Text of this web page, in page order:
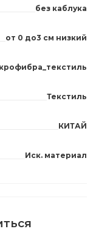
без каблука
от 0 до3 см низкий
Текстиль
КИТАЙ
Иск. материал